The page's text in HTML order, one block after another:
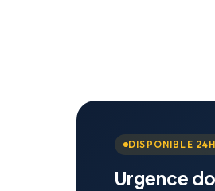
DISPONIBLE
Urgence